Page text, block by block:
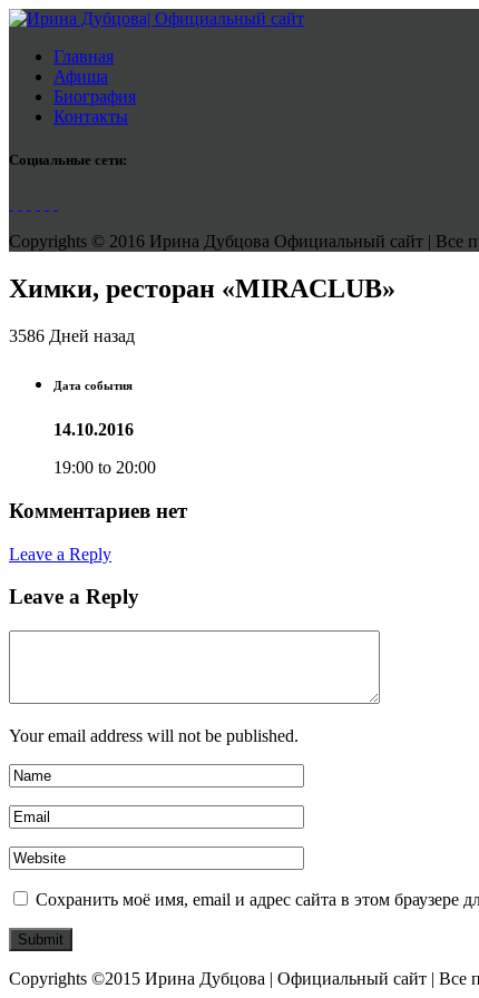
Главная
Афиша
Биография
Контакты
Социальные сети:
Copyrights © 2016 Ирина Дубцова Официальный сайт | Все
Химки, ресторан «MIRACLUB»
3586 Дней назад
Дата события
14.10.2016
19:00 to 20:00
Комментариев нет
Leave a Reply
Leave a Reply
Your email address will not be published.
Сохранить моё имя, email и адрес сайта в этом браузере
Copyrights ©2015 Ирина Дубцова | Официальный сайт | Все